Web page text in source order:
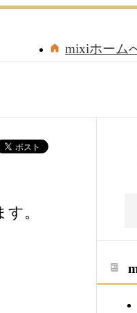
mixiホーム
。